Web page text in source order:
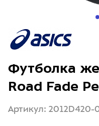
Футболка
Road Fade
Артикул: 2012D420-